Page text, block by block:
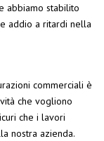
abbiamo stabilito
addio a ritardi nella
commerciali è
che vogliono
che i lavori
nostra azienda.